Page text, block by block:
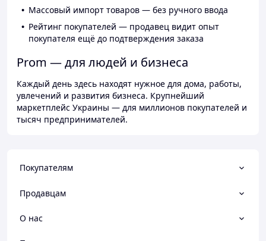
Массовый импорт товаров — без ручного ввода
Рейтинг покупателей — продавец видит опыт
покупателя ещё до подтверждения заказа
Prom — для людей и бизнеса
Каждый день здесь находят нужное для дома, работы,
увлечений и развития бизнеса. Крупнейший
маркетплейс Украины — для миллионов покупателей и
тысяч предпринимателей.
Покупателям
Продавцам
О нас